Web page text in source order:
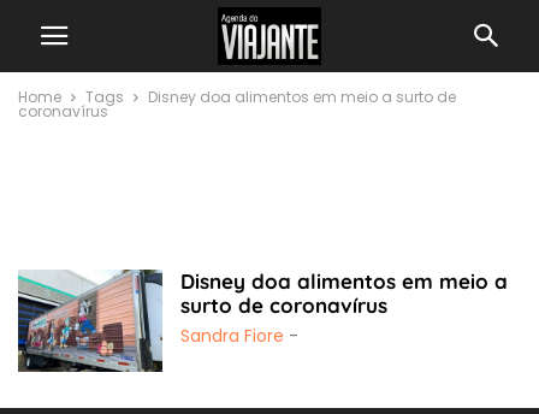
Home Tags Disney doa alimentos em meio a surto de
coronavírus
Disney doa alimentos em meio a
surto de coronavírus
Sandra Fiore -